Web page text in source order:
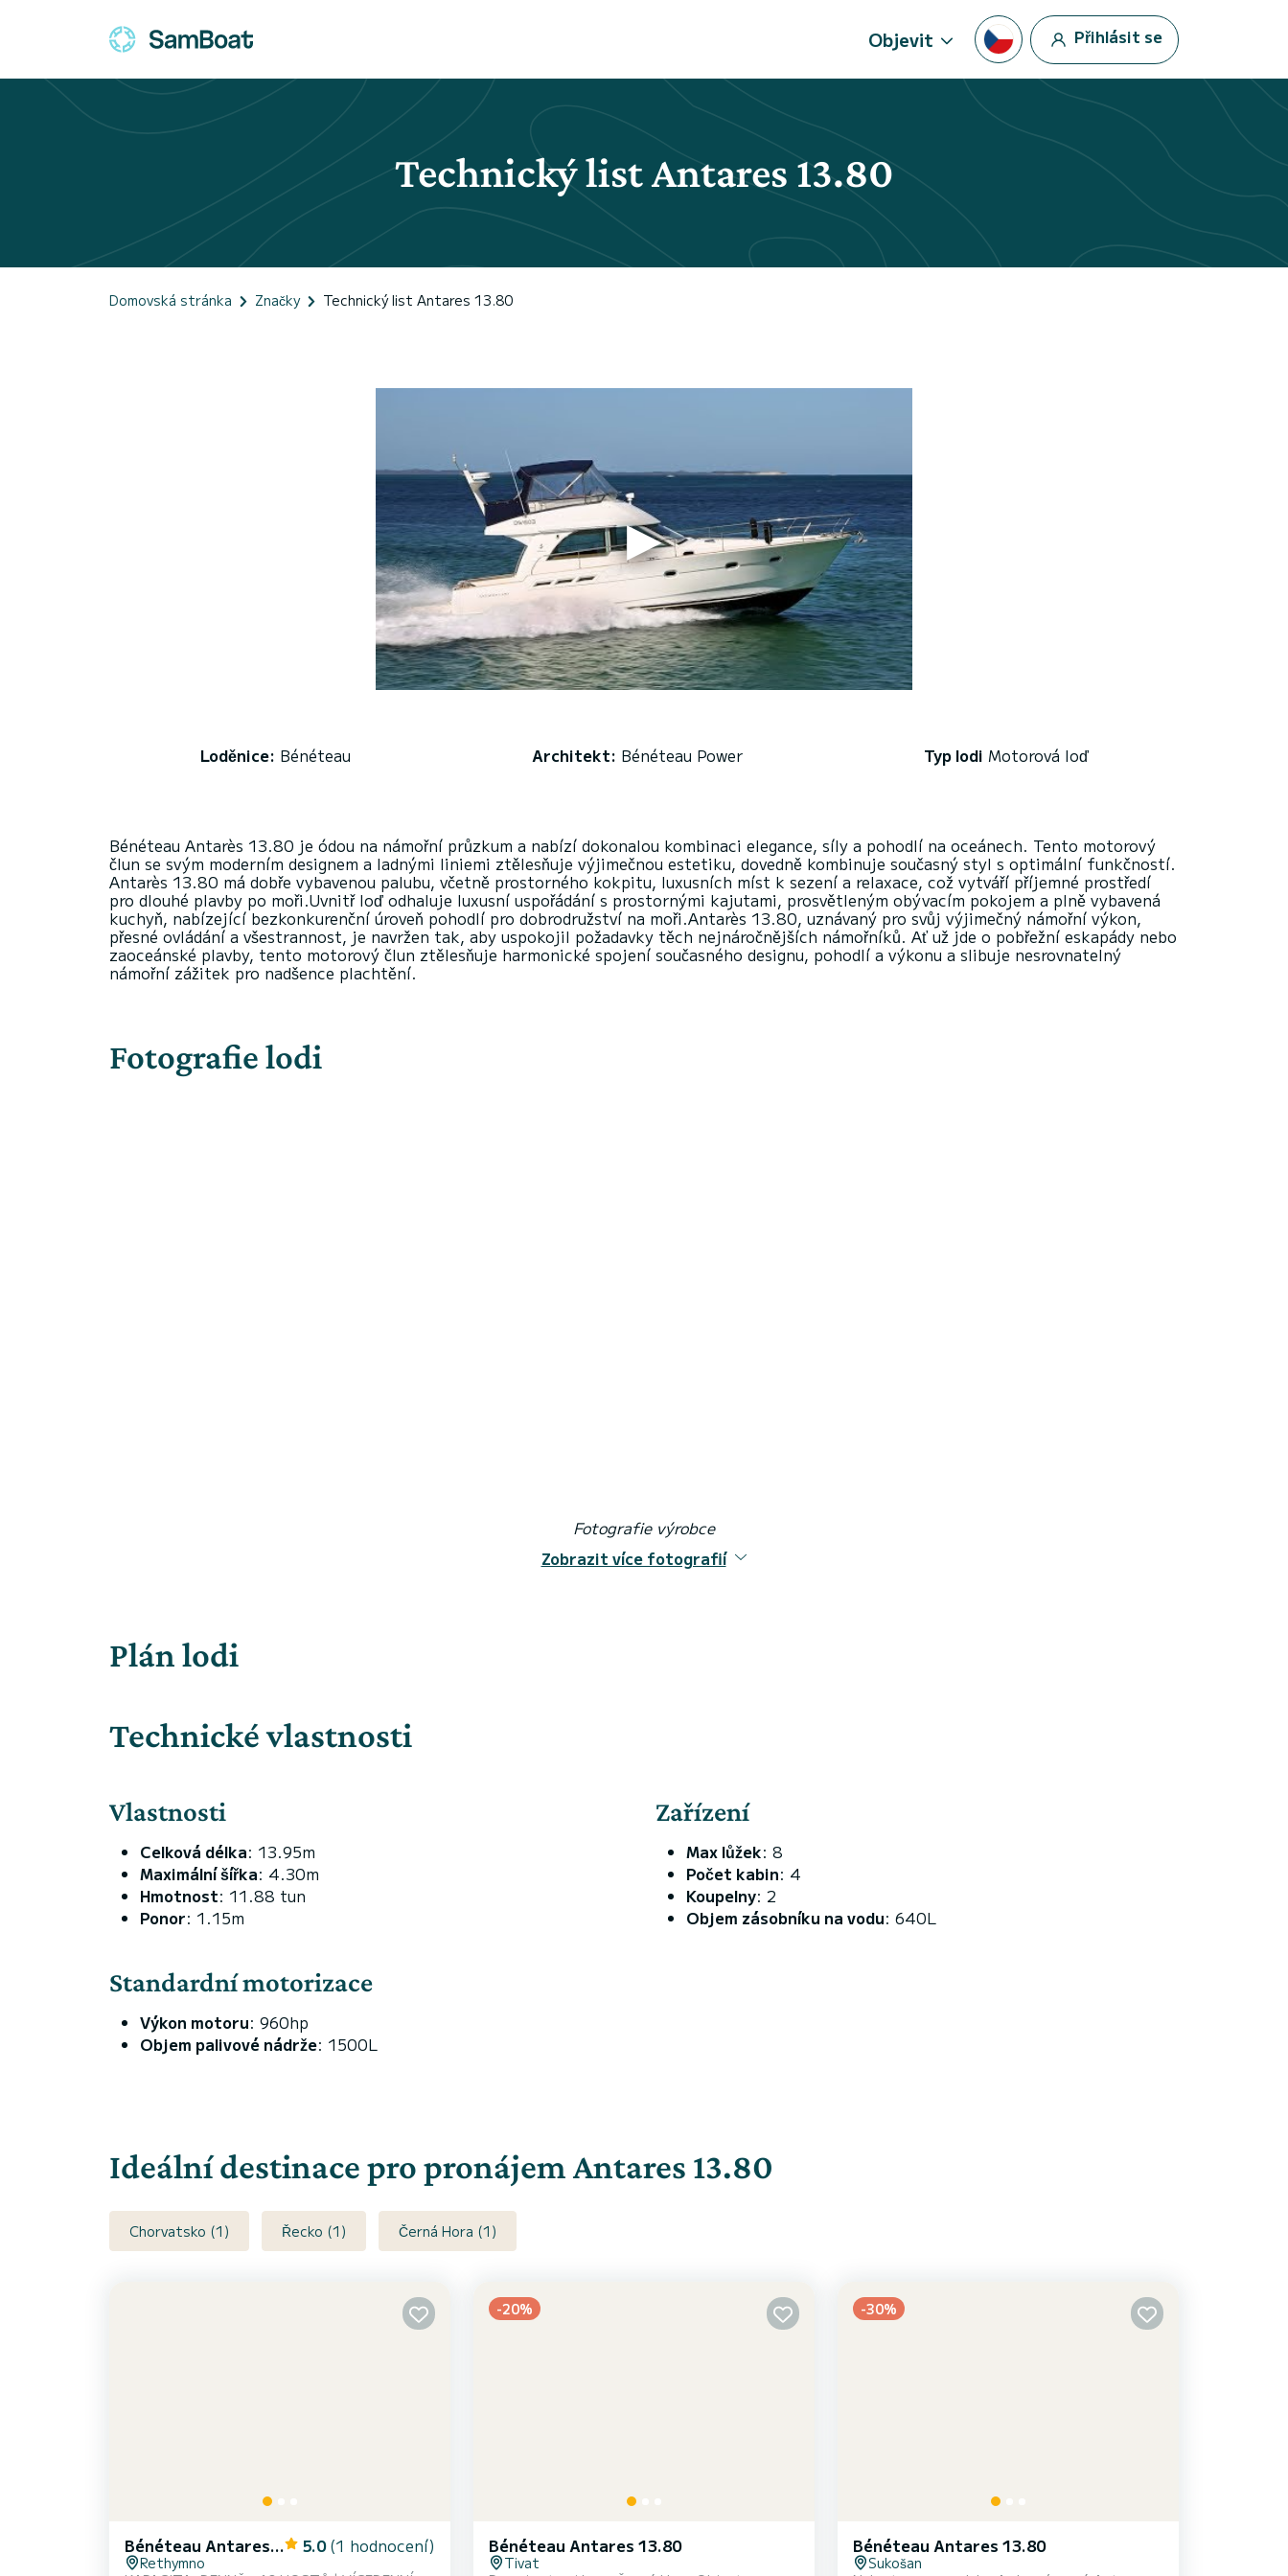
Objevit Přihlásit se
Technický list Antares 13.80
Domovská stránka Značky Technický list Antares 13.80
Loděnice: Bénéteau Architekt: Bénéteau Power Typ lodi Motorová loď
Bénéteau Antarès 13.80 je ódou na námořní průzkum a nabízí dokonalou kombinaci elegance, síly a pohodlí na oceánech. Tento motorový
člun se svým moderním designem a ladnými liniemi ztělesňuje výjimečnou estetiku, dovedně kombinuje současný styl s optimální funkčností.
Antarès 13.80 má dobře vybavenou palubu, včetně prostorného kokpitu, luxusních míst k sezení a relaxace, což vytváří příjemné prostředí
pro dlouhé plavby po moři.Uvnitř loď odhaluje luxusní uspořádání s prostornými kajutami, prosvětleným obývacím pokojem a plně vybavená
kuchyň, nabízející bezkonkurenční úroveň pohodlí pro dobrodružství na moři.Antarès 13.80, uznávaný pro svůj výjimečný námořní výkon,
přesné ovládání a všestrannost, je navržen tak, aby uspokojil požadavky těch nejnáročnějších námořníků. Ať už jde o pobřežní eskapády nebo
zaoceánské plavby, tento motorový člun ztělesňuje harmonické spojení současného designu, pohodlí a výkonu a slibuje nesrovnatelný
Fotografie lodi
Fotografie výrobce
Zobrazit více fotografií
Plán lodi
Technické vlastnosti
Vlastnosti
Celková délka: 13.95m
Maximální šířka: 4.30m
Hmotnost: 11.88 tun
Ponor: 1.15m
Zařízení
Max lůžek: 8
Počet kabin: 4
Koupelny: 2
Objem zásobníku na vodu: 640L
Standardní motorizace
Výkon motoru: 960hp
Objem palivové nádrže: 1500L
Ideální destinace pro pronájem Antares 13.80
Chorvatsko (1) Řecko (1) Černá Hora (1)
Bénéteau Antares 13.80 5.0 (1 hodnocení)
Rethymno
-20%
Bénéteau Antares 13.80
Tivat
-30%
Bénéteau Antares 13.80
Sukošan